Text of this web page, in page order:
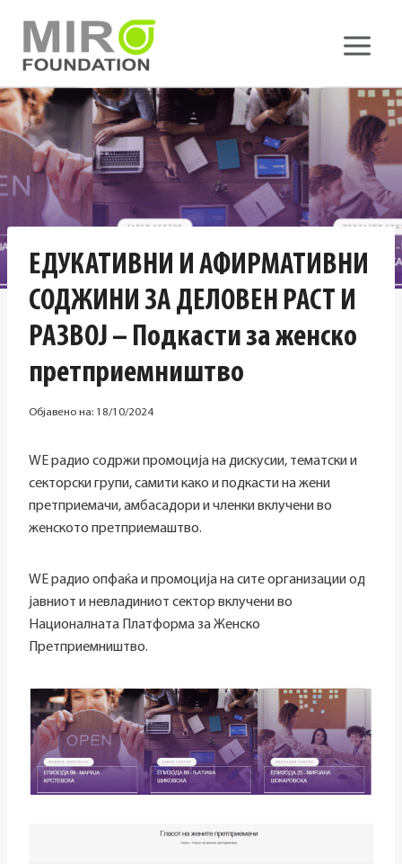
content
ЕДУКАТИВНИ И АФИРМАТИВНИ
СОДЖИНИ ЗА ДЕЛОВЕН РАСТ И
РАЗВОЈ – Подкасти за женско
претприемништво
Објавено на: 18/10/2024
WE радио содржи промоција на дискусии, тематски и
секторски групи, самити како и подкасти на жени
претприемачи, амбасадори и членки вклучени во
женското претприемаштво.
WE радио опфаќа и промоција на сите организации од
јавниот и невладиниот сектор вклучени во
Националната Платформа за Женско
Претприемништво.